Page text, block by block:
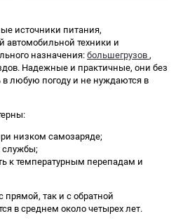
источники питания,
автомобильной техники и
назначения:большегрузов,
Надежные и практичные, они без
в любую погоду и не нуждаются в
низком самозаряде;
службы;
к температурным перепадам и
прямой, так и с обратной
в среднем около четырех лет.